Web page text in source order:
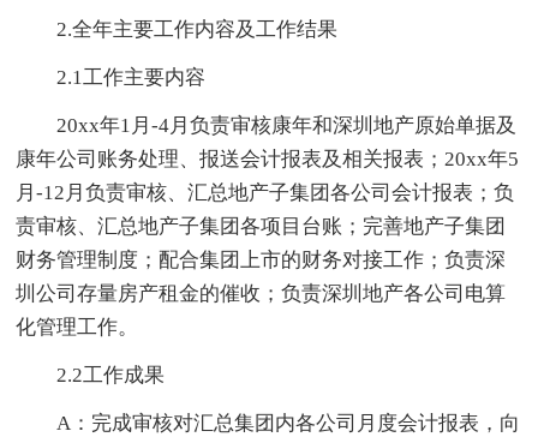
2.全年主要工作内容及工作结果
2.1工作主要内容
20xx年1月-4月负责审核康年和深圳地产原始单据及
康年公司账务处理、报送会计报表及相关报表；20xx年5
月-12月负责审核、汇总地产子集团各公司会计报表；负
责审核、汇总地产子集团各项目台账；完善地产子集团
财务管理制度；配合集团上市的财务对接工作；负责深
圳公司存量房产租金的催收；负责深圳地产各公司电算
化管理工作。
2.2工作成果
A：完成审核对汇总集团内各公司月度会计报表，向